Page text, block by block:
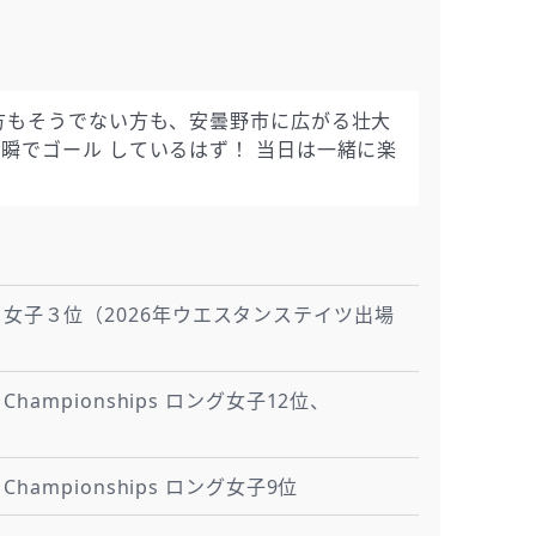
そうでない方も、安曇野市に広がる壮大
でゴール しているはず！ 当日は一緒に楽
３位（2026年ウエスタンステイツ出場
ロング女子12位、
ロング女子9位